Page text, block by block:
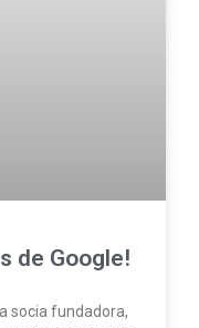
de Google!
socia fundadora,